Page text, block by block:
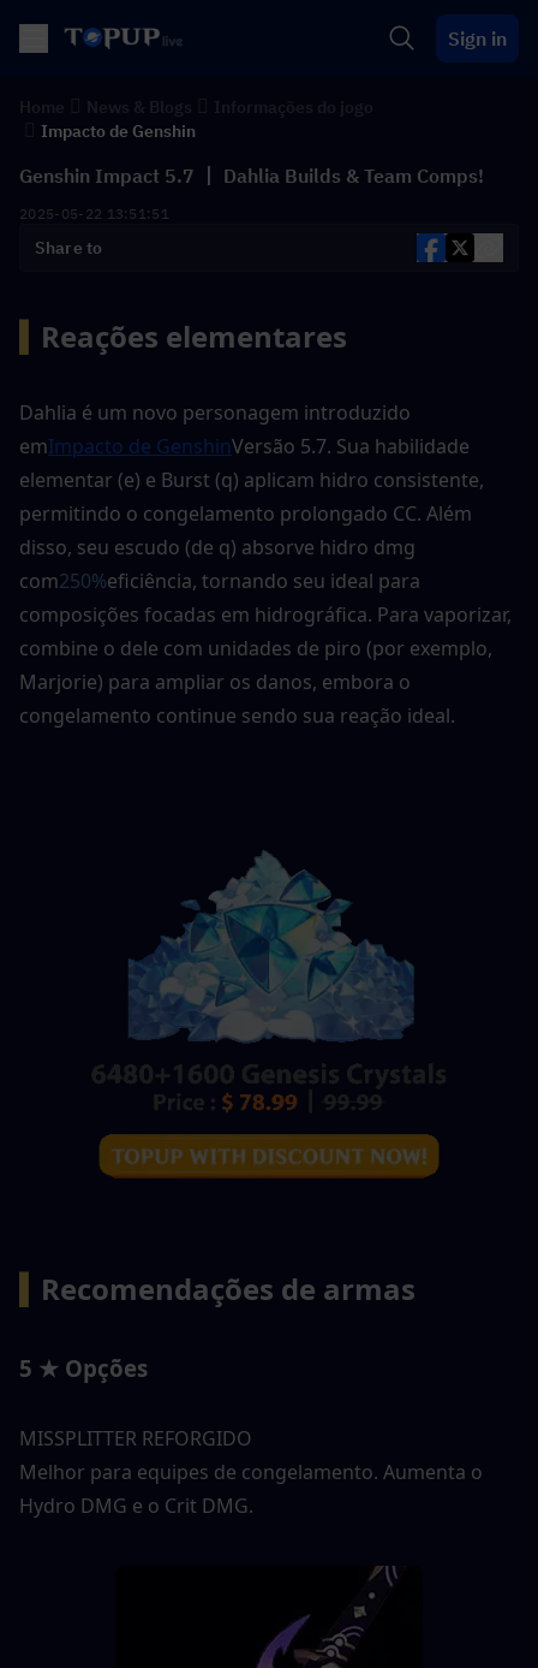
Sign in
Impacto de Genshin
Genshin Impact 5.7 丨 Dahlia Builds & Team Comps!
2025-05-22 13:51:51
Share to
Reações elementares
Dahlia é um novo personagem introduzido
emImpacto de GenshinVersão 5.7. Sua habilidade
elementar (e) e Burst (q) aplicam hidro consistente,
permitindo o congelamento prolongado CC. Além
disso, seu escudo (de q) absorve hidro dmg
com250%eficiência, tornando seu ideal para
composições focadas em hidrográfica. Para vaporizar,
combine o dele com unidades de piro (por exemplo,
Marjorie) para ampliar os danos, embora o
congelamento continue sendo sua reação ideal.
Recomendações de armas
5 ★ Opções
MISSPLITTER REFORGIDO
Melhor para equipes de congelamento. Aumenta o
Hydro DMG e o Crit DMG.